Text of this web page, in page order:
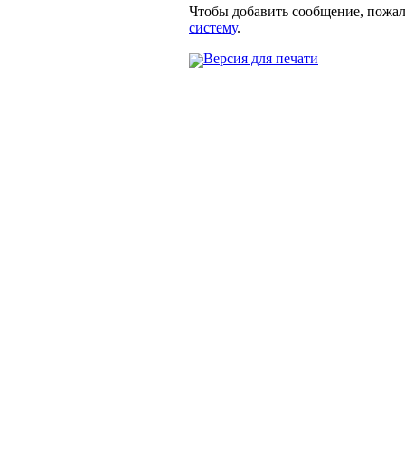
Чтобы добавить сообщение,
систему.
Версия для печати